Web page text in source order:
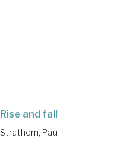
Rise and fall
Strathern, Paul